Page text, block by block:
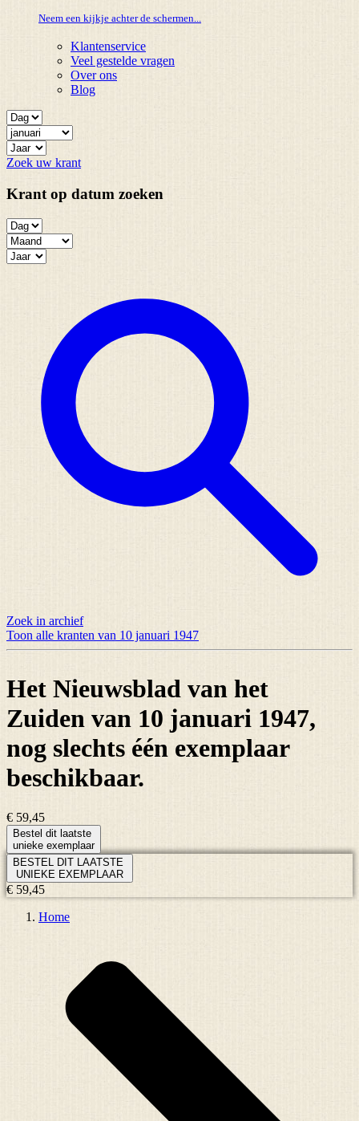
Neem een kijkje achter de schermen...
Klantenservice
Veel gestelde vragen
Over ons
Blog
Zoek uw krant
Krant op datum zoeken
Zoek in archief
Toon alle kranten van 10 januari 1947
Het Nieuwsblad van het
Zuiden van 10 januari 1947,
nog slechts één exemplaar
beschikbaar.
€ 59,45
Bestel dit laatste
unieke exemplaar
BESTEL DIT LAATSTE
UNIEKE EXEMPLAAR
€ 59,45
Home